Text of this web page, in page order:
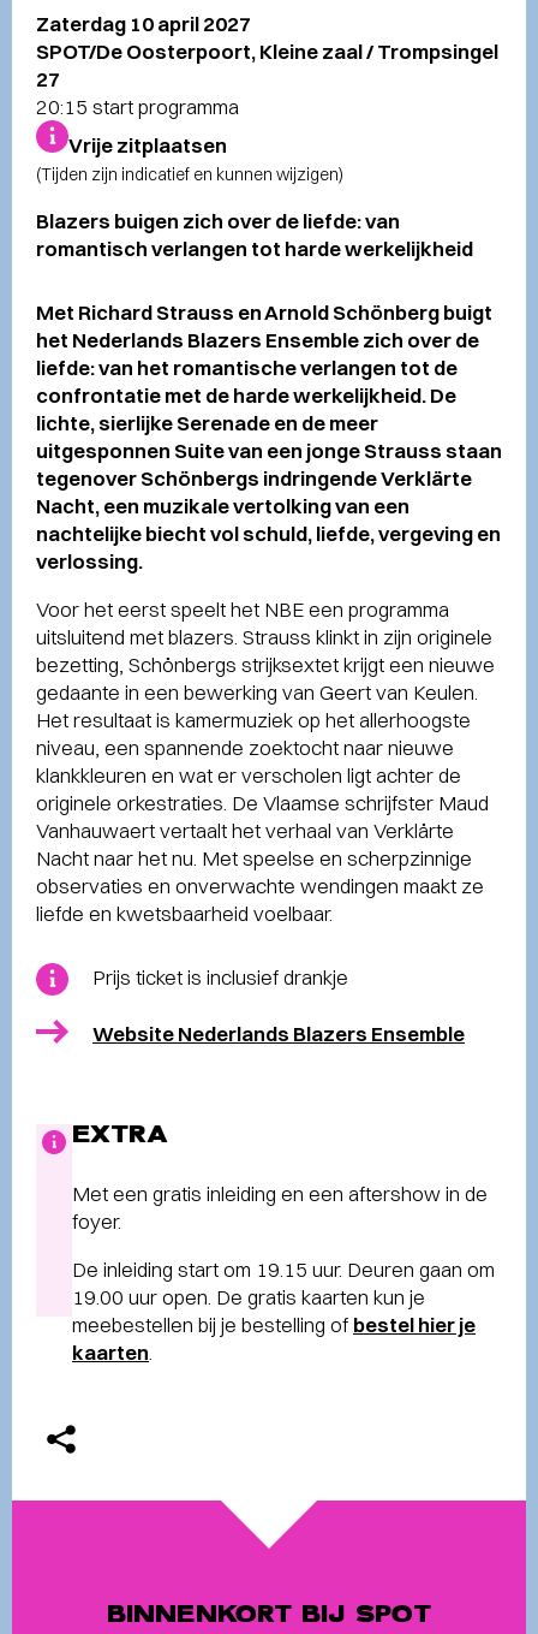
Zaterdag 10 april 2027
SPOT/De Oosterpoort, Kleine zaal / Trompsingel
27
20:15 start programma
Vrije zitplaatsen
(Tijden zijn indicatief en kunnen wijzigen)
Blazers buigen zich over de liefde: van
romantisch verlangen tot harde werkelijkheid
Met Richard Strauss en Arnold Schönberg buigt
het Nederlands Blazers Ensemble zich over de
liefde: van het romantische verlangen tot de
confrontatie met de harde werkelijkheid. De
lichte, sierlijke Serenade en de meer
uitgesponnen Suite van een jonge Strauss staan
tegenover Schönbergs indringende Verklärte
Nacht, een muzikale vertolking van een
nachtelijke biecht vol schuld, liefde, vergeving en
verlossing.
Voor het eerst speelt het NBE een programma
uitsluitend met blazers. Strauss klinkt in zijn originele
bezetting, Schönbergs strijksextet krijgt een nieuwe
gedaante in een bewerking van Geert van Keulen.
Het resultaat is kamermuziek op het allerhoogste
niveau, een spannende zoektocht naar nieuwe
klankkleuren en wat er verscholen ligt achter de
originele orkestraties. De Vlaamse schrijfster Maud
Vanhauwaert vertaalt het verhaal van Verklärte
Nacht naar het nu. Met speelse en scherpzinnige
observaties en onverwachte wendingen maakt ze
liefde en kwetsbaarheid voelbaar.
Prijs ticket is inclusief drankje
Website Nederlands Blazers Ensemble
EXTRA
Met een gratis inleiding en een aftershow in de
foyer.
De inleiding start om 19.15 uur. Deuren gaan om
19.00 uur open. De gratis kaarten kun je
meebestellen bij je bestelling of bestel hier je
kaarten
BINNENKORT BIJ SPOT